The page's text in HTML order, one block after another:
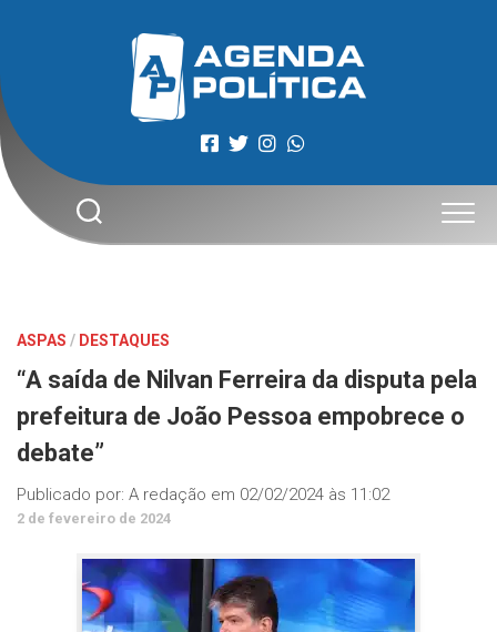
ASPAS / DESTAQUES
“A saída de Nilvan Ferreira da disputa pela
prefeitura de João Pessoa empobrece o
debate”
Publicado por: A redação em 02/02/2024 às 11:02
2 de fevereiro de 2024